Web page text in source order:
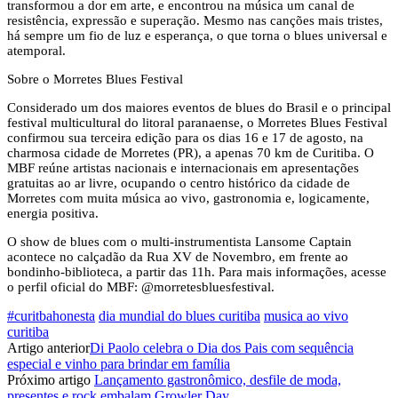
transformou a dor em arte, e encontrou na música um canal de
resistência, expressão e superação. Mesmo nas canções mais tristes,
há sempre um fio de luz e esperança, o que torna o blues universal e
atemporal.
Sobre o Morretes Blues Festival
Considerado um dos maiores eventos de blues do Brasil e o principal
festival multicultural do litoral paranaense, o Morretes Blues Festival
confirmou sua terceira edição para os dias 16 e 17 de agosto, na
charmosa cidade de Morretes (PR), a apenas 70 km de Curitiba. O
MBF reúne artistas nacionais e internacionais em apresentações
gratuitas ao ar livre, ocupando o centro histórico da cidade de
Morretes com muita música ao vivo, gastronomia e, logicamente,
energia positiva.
O show de blues com o multi-instrumentista Lansome Captain
acontece no calçadão da Rua XV de Novembro, em frente ao
bondinho-biblioteca, a partir das 11h. Para mais informações, acesse
o perfil oficial do MBF: @morretesbluesfestival.
#curitbahonesta dia mundial do blues curitiba musica ao vivo
curitiba
Artigo anteriorDi Paolo celebra o Dia dos Pais com sequência
especial e vinho para brindar em família
Próximo artigo Lançamento gastronômico, desfile de moda,